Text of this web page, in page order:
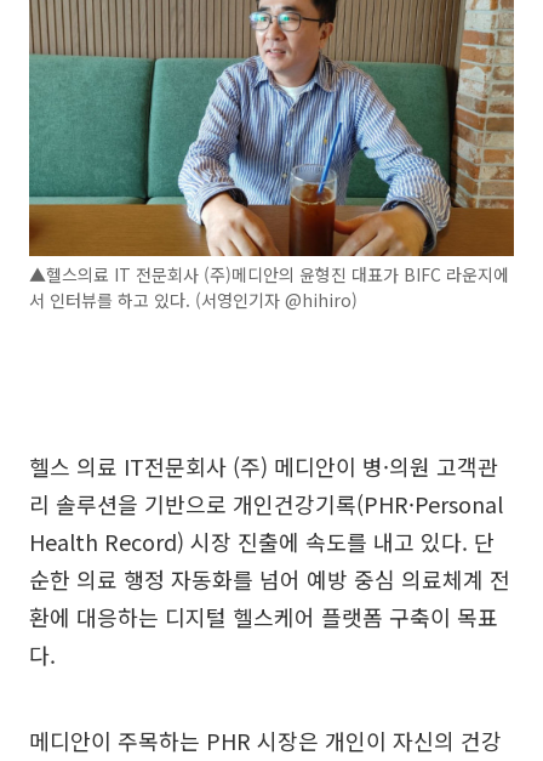
▲헬스의료 IT 전문회사 (주)메디안의 윤형진 대표가 BIFC 라운지에
서 인터뷰를 하고 있다. (서영인기자 @hihiro)
헬스 의료 IT전문회사 (주) 메디안이 병·의원 고객관
리 솔루션을 기반으로 개인건강기록(PHR·Personal
Health Record) 시장 진출에 속도를 내고 있다. 단
순한 의료 행정 자동화를 넘어 예방 중심 의료체계 전
환에 대응하는 디지털 헬스케어 플랫폼 구축이 목표
다.
메디안이 주목하는 PHR 시장은 개인이 자신의 건강